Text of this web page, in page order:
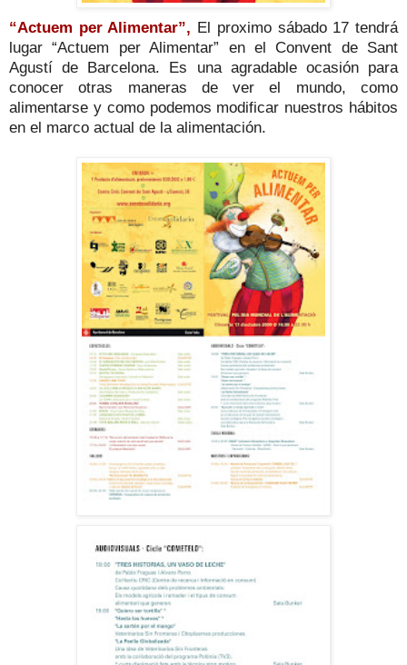
“Actuem per Alimentar”, El proximo sábado 17 tendrá
lugar “Actuem per Alimentar” en el Convent de Sant
Agustí de Barcelona. Es una agradable ocasión para
conocer otras maneras de ver el mundo, como
alimentarse y como podemos modificar nuestros hábitos
en el marco actual de la alimentación.